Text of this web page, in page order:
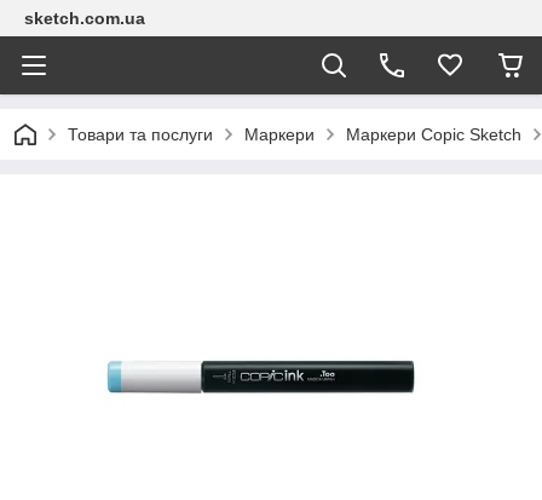
sketch.com.ua
Товари та послуги Маркери Маркери Copic Sketch